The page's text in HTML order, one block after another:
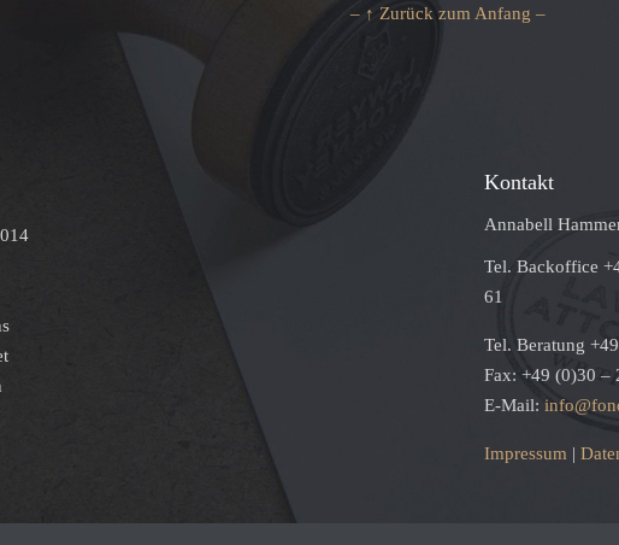
– ↑ Zurück zum Anfang –
Kontakt
Annabell
Tel. Backoffice
61
Tel. Beratung
Fax: +49 (0)30 –
E-Mail:
Impressum |